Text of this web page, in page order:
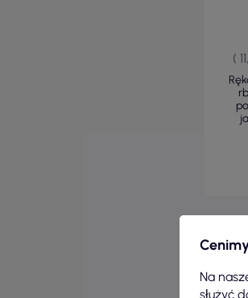
(
Na
służyć